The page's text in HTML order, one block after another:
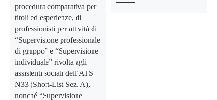
procedura comparativa per
titoli ed esperienze, di
professionisti per attività di
“Supervisione professionale
di gruppo” e “Supervisione
individuale” rivolta agli
assistenti sociali dell’ATS
N33 (Short-List Sez. A),
nonché “Supervisione